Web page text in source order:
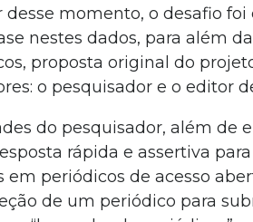
desse momento, o desafio
nestes dados, para além
proposta original do
o pesquisador e o editor
do pesquisador, além de
rápida e assertiva
periódicos de acesso
de um periódico para